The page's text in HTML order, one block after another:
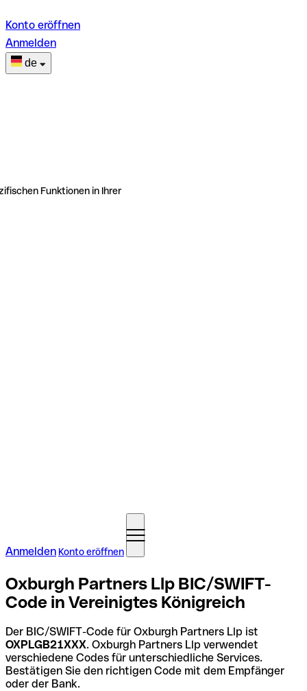
Konto eröffnen
Anmelden
de
Funktionen in Ihrer
Anmelden Konto eröffnen
Oxburgh Partners Llp BIC/SWIFT-
Code in Vereinigtes Königreich
Der BIC/SWIFT-Code für Oxburgh Partners Llp ist
OXPLGB21XXX. Oxburgh Partners Llp verwendet
verschiedene Codes für unterschiedliche Services.
Bestätigen Sie den richtigen Code mit dem Empfänger
oder der Bank.